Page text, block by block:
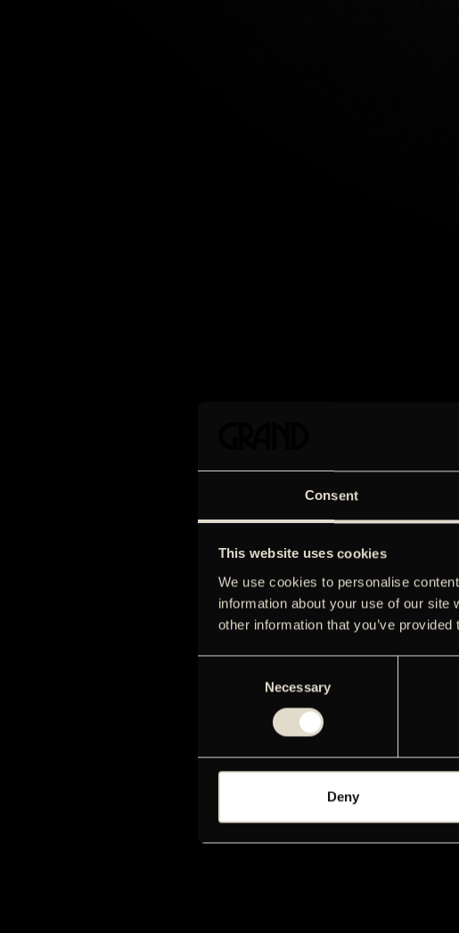
Consent
This website uses cookies
We use cookies to personalise
information about your use of our
other information that you’ve
Necessary
Deny